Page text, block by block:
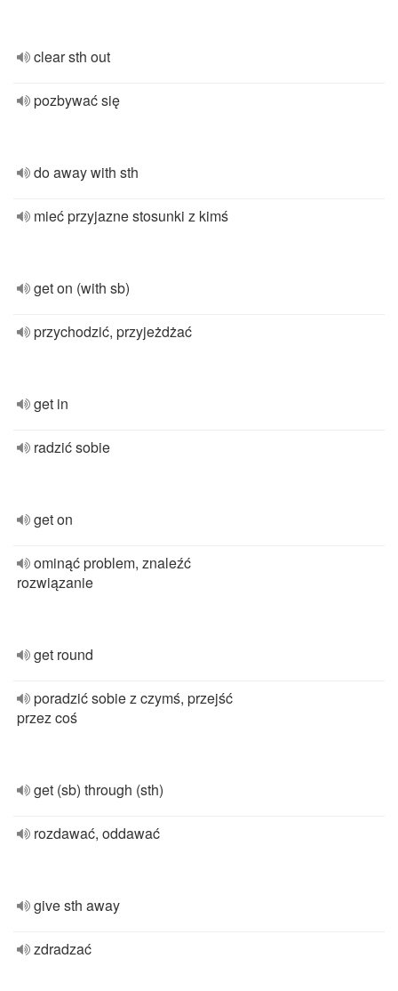
clear sth out
pozbywać się
do away with sth
mieć przyjazne stosunki z kimś
get on (with sb)
przychodzić, przyjeżdżać
get in
radzić sobie
get on
ominąć problem, znaleźć
rozwiązanie
get round
poradzić sobie z czymś, przejść
przez coś
get (sb) through (sth)
rozdawać, oddawać
give sth away
zdradzać